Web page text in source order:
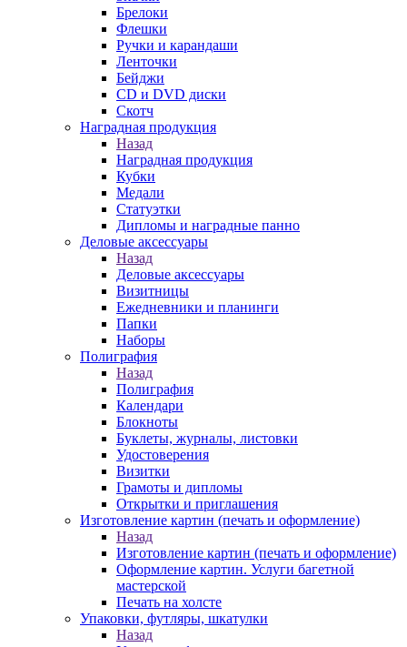
Брелоки
Флешки
Ручки и карандаши
Ленточки
Бейджи
CD и DVD диски
Скотч
Наградная продукция
Назад
Наградная продукция
Кубки
Медали
Статуэтки
Дипломы и наградные панно
Деловые аксессуары
Назад
Деловые аксессуары
Визитницы
Ежедневники и планинги
Папки
Наборы
Полиграфия
Назад
Полиграфия
Календари
Блокноты
Буклеты, журналы, листовки
Удостоверения
Визитки
Грамоты и дипломы
Открытки и приглашения
Изготовление картин (печать и оформление)
Назад
Изготовление картин (печать и оформление)
Оформление картин. Услуги багетной
мастерской
Печать на холсте
Упаковки, футляры, шкатулки
Назад